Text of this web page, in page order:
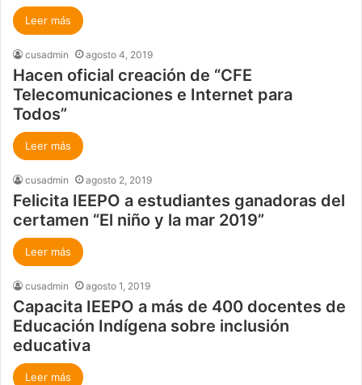
Leer más
cusadmin agosto 4, 2019
Hacen oficial creación de “CFE
Telecomunicaciones e Internet para
Todos”
Leer más
cusadmin agosto 2, 2019
Felicita IEEPO a estudiantes ganadoras del
certamen “El niño y la mar 2019”
Leer más
cusadmin agosto 1, 2019
Capacita IEEPO a más de 400 docentes de
Educación Indígena sobre inclusión
educativa
Leer más